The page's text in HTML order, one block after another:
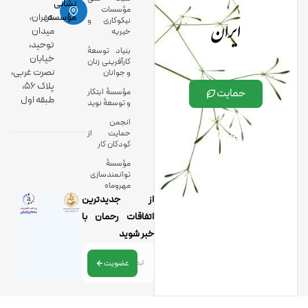
ایران
حمایت
مؤسسات
نیکوکاری و
خیریه
بنیاد توسعۀ
کارآفرینی زنان
و جوانان
مؤسسۀ ابتکار
و توسعۀ نوید
انجمن
حمایت از
کودکان کار
مؤسسۀ
توانمندسازی
مهروماه
نشانی
مؤسسه:تهران،
میدان
توحید،
خیابان
نصرت غربی،
پلاک 56،
طبقه اول
از جدیدترین
اتفاقات رحمان با
خبر شوید
عضویت